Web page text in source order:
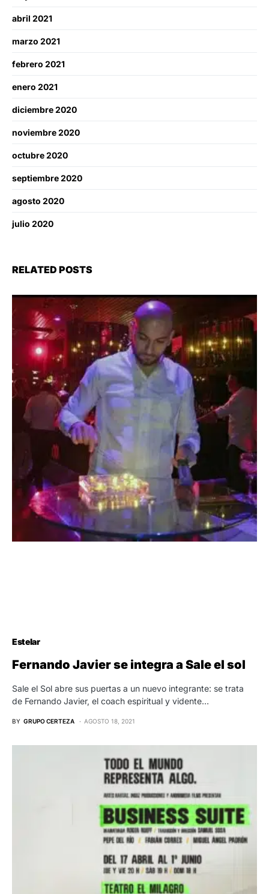
abril 2021
marzo 2021
febrero 2021
enero 2021
diciembre 2020
noviembre 2020
octubre 2020
septiembre 2020
agosto 2020
julio 2020
RELATED POSTS
Estelar
Fernando Javier se integra a Sale el sol
Sale el Sol abre sus puertas a un nuevo integrante: se trata
de Fernando Javier, el coach espiritual y vidente…
BY GRUPO CERTEZA AGOSTO 18, 2021